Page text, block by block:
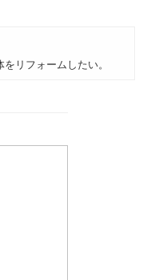
リフォームしたい。